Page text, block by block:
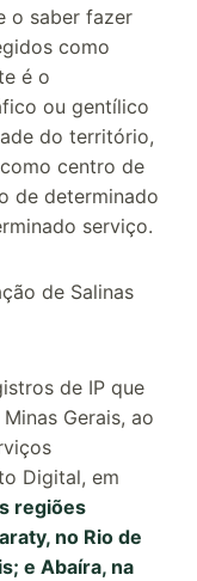
o saber fazer
como
é o
ou gentílico
do território,
centro de
de determinado
serviço.
de IP que
Gerais, ao
Digital, em
regiões
no Rio de
e Abaíra, na